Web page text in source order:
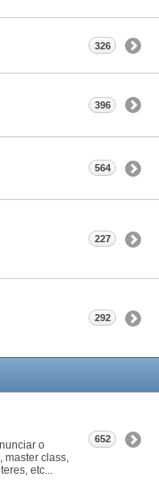
326
396
564
227
292
o
master class,
etc...
652